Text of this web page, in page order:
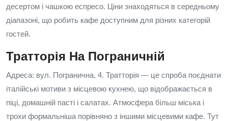
десертом і чашкою еспресо. Ціни знаходяться в середньому
діапазоні, що робить кафе доступним для різних категорій
гостей.
Тратторія На Пограничній
Адреса: вул. Погранична, 4. Тратторія — це спроба поєднати
італійські мотиви з місцевою кухнею, що відображається в
піці, домашній пасті і салатах. Атмосфера більш міська і
трохи формальніша порівняно з іншими місцевими кафе. Тут